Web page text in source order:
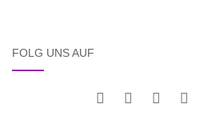
FOLG UNS AUF